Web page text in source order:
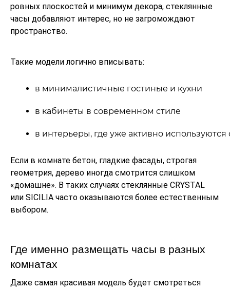
ровных плоскостей и минимум декора, стеклянные
часы добавляют интерес, но не загромождают
пространство.
Такие модели логично вписывать:
в минималистичные гостиные и кухни
в кабинеты в современном стиле
в интерьеры, где уже активно используются
Если в комнате бетон, гладкие фасады, строгая
геометрия, дерево иногда смотрится слишком
«домашне». В таких случаях стеклянные CRYSTAL
или SICILIA часто оказываются более естественным
выбором.
Где именно размещать часы в разных
комнатах
Даже самая красивая модель будет смотреться